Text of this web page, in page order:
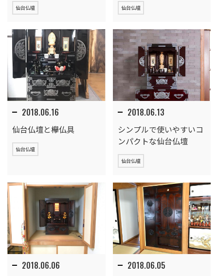
仙台仏壇 仙台仏壇
2018.06.16
仙台仏壇と欅仏具
仙台仏壇
2018.06.13
シンプルで使いやすいコ
ンパクトな仙台仏壇
仙台仏壇
2018.06.06
2018.06.05